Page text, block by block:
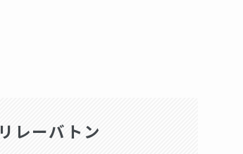
リレーバトン